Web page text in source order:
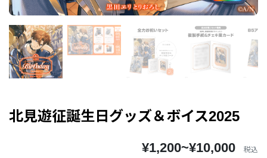
北見遊征誕生日グッズ＆ボイス2025
¥1,200~¥10,000 税込